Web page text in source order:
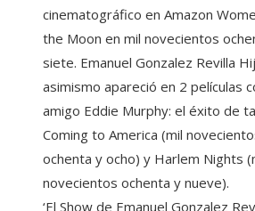
cinematográfico en Amazon
the Moon en mil novecientos
siete. Emanuel Gonzalez Revilla
asimismo apareció en 2 películas
amigo Eddie Murphy: el éxito de
Coming to America (mil
ochenta y ocho) y Harlem Nights
novecientos ochenta y nueve).
‘El Show de Emanuel Gonzalez